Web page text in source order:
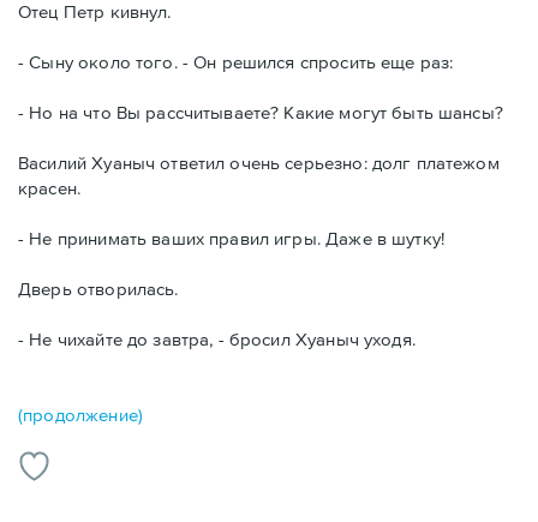
Отец Петр кивнул.
- Сыну около того. - Он решился спросить еще раз:
- Но на что Вы рассчитываете? Какие могут быть шансы?
Василий Хуаныч ответил очень серьезно: долг платежом
красен.
- Не принимать ваших правил игры. Даже в шутку!
Дверь отворилась.
- Не чихайте до завтра, - бросил Хуаныч уходя.
(продолжение)